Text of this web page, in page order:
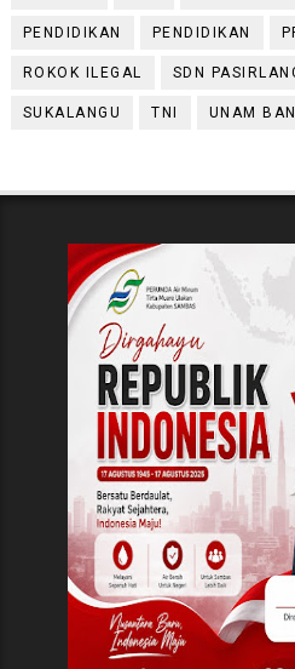
PENDIDIKAN PENDIDIKAN
ROKOK ILEGAL SDN
SUKALANGU TNI UNAM